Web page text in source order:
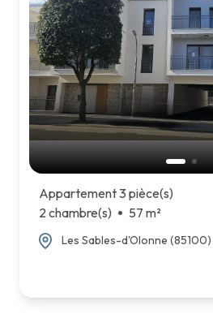
PARTENAIRES
TRAVAUX
NOUS
REJOINDRE
CONTACT
Appartement 3 pièce(s)
2 chambre(s)
57 m²
Les Sables-d'Olonne (85100)